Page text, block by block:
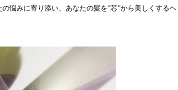
悩みに寄り添い、あなたの髪を”芯”から美しくするヘ